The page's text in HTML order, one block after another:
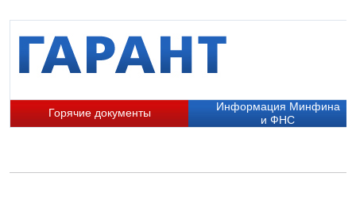
Горячие документы
Информация Минфина
и ФНС